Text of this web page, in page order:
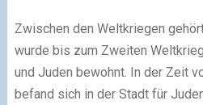
Zwischen den Weltkriegen
wurde bis zum Zweiten
und Juden bewohnt. In der Zeit
befand sich in der Stadt für